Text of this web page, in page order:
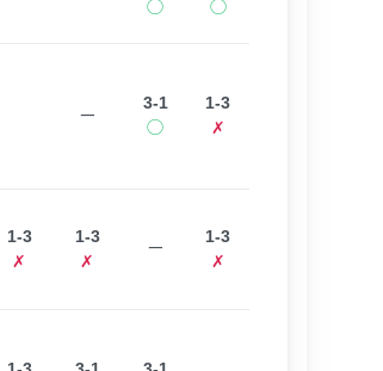
◯
◯
ー
3-1
◯
1-3
✗
1-3
✗
1-3
✗
ー
1-3
✗